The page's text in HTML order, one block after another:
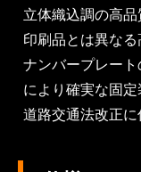
立体織込調の高
印刷品とは異なる
ナンバープレー
により確実な固定
道路交通法改正に